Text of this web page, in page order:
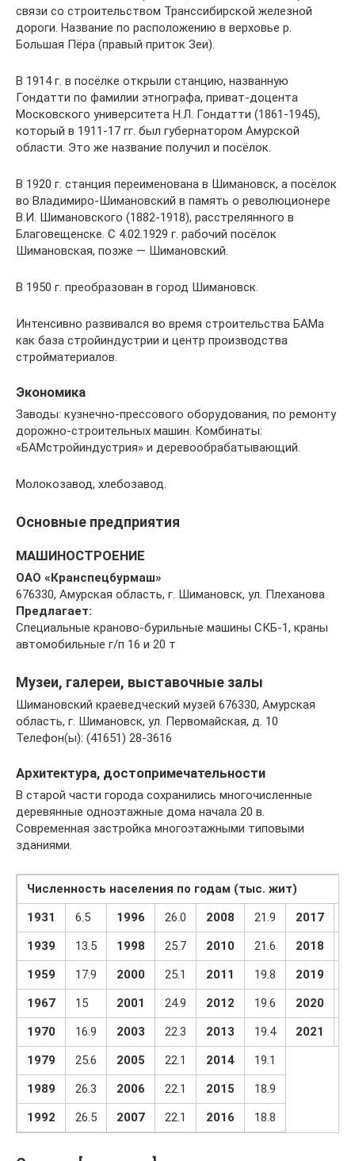
связи со строительством Транссибирской железной
дороги. Название по расположению в верховье р.
Большая Пёра (правый приток Зеи).
В 1914 г. в посёлке открыли станцию, названную
Гондатти по фамилии этнографа, приват-доцента
Московского университета Н.Л. Гондатти (1861-1945),
который в 1911-17 гг. был губернатором Амурской
области. Это же название получил и посёлок.
В 1920 г. станция переименована в Шимановск, а посёлок
во Владимиро-Шимановский в память о революционере
В.И. Шимановского (1882-1918), расстрелянного в
Благовещенске. С 4.02.1929 г. рабочий посёлок
Шимановская, позже — Шимановский.
В 1950 г. преобразован в город Шимановск.
Интенсивно развивался во время строительства БАМа
как база стройиндустрии и центр производства
стройматериалов.
Экономика
Заводы: кузнечно-прессового оборудования, по ремонту
дорожно-строительных машин. Комбинаты:
«БАМстройиндустрия» и деревообрабатывающий.
Молокозавод, хлебозавод.
Основные предприятия
МАШИНОСТРОЕНИЕ
ОАО «Кранспецбурмаш»
676330, Амурская область, г. Шимановск, ул. Плеханова
Предлагает:
Специальные краново-бурильные машины СКБ-1, краны
автомобильные г/п 16 и 20 т
Музеи, галереи, выставочные залы
Шимановский краеведческий музей 676330, Амурская
область, г. Шимановск, ул. Первомайская, д. 10
Телефон(ы): (41651) 28-3616
Архитектура, достопримечательности
В старой части города сохранились многочисленные
деревянные одноэтажные дома начала 20 в.
Современная застройка многоэтажными типовыми
зданиями.
Численность населения по годам (тыс. жит)
1931
6.5 1996 26.0 2008 21.9 2017
1939
13.5 1998 25.7 2010 21.6 2018
1959
17.9 2000 25.1 2011 19.8 2019
1967
15 2001 24.9 2012 19.6 2020
1970
16.9 2003 22.3 2013 19.4 2021
1979
25.6 2005 22.1 2014
19.1
1989
26.3 2006 22.1 2015
18.9
1992
26.5 2007 22.1 2016 18.8